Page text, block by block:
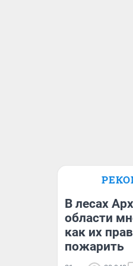
В лесах
области
как их
пожарить